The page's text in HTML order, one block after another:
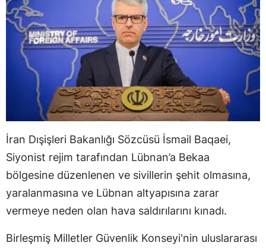
İran Dışişleri Bakanlığı Sözcüsü İsmail Baqaei,
Siyonist rejim tarafından Lübnan’a Bekaa
bölgesine düzenlenen ve sivillerin şehit olmasına,
yaralanmasına ve Lübnan altyapısına zarar
vermeye neden olan hava saldırılarını kınadı.
Birleşmiş Milletler Güvenlik Konseyi'nin uluslararası